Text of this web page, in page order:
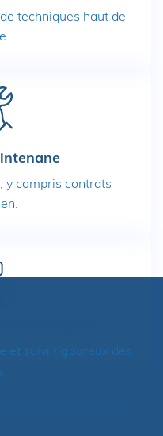
techniques haut de
y compris contrats
et suivi rigoureux des